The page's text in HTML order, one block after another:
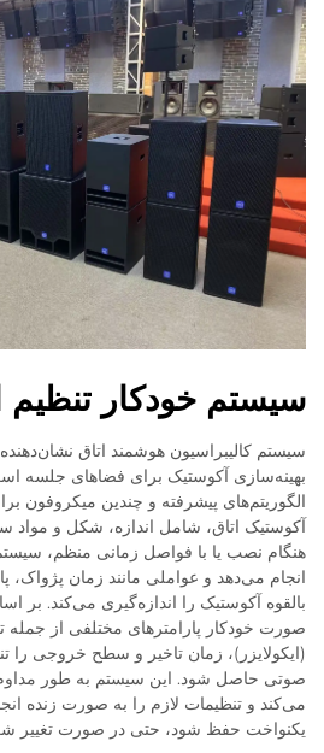
سیستم خودکار تنظیم
سیستم کالیبراسیون هوشمند اتاق
بهینه‌سازی آکوستیک برای فضاهای جلسه
الگوریتم‌های پیشرفته و چندین میکروفون
آکوستیک اتاق، شامل اندازه، شکل و مواد
هنگام نصب یا با فواصل زمانی منظم،
انجام می‌دهد و عواملی مانند زمان
بالقوه آکوستیک را اندازه‌گیری می‌کند. بر
صورت خودکار پارامترهای مختلفی از جمله
(ایکولایزر)، زمان تاخیر و سطح خروجی را
صوتی حاصل شود. این سیستم به طور
می‌کند و تنظیمات لازم را به صورت زنده
یکنواخت حفظ شود، حتی در صورت تغییر